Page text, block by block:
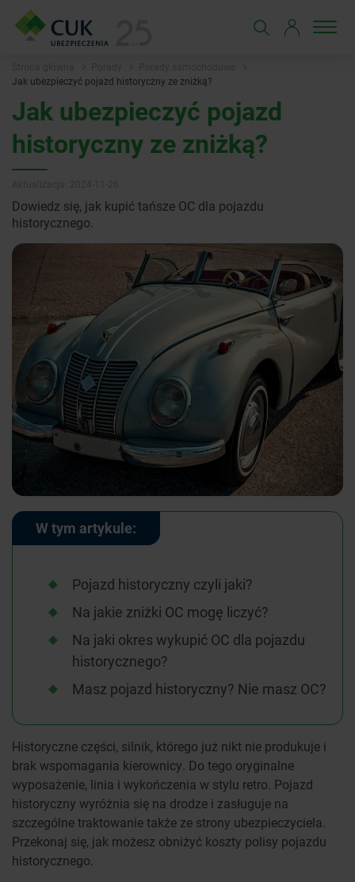
Jak ubezpieczyć pojazd historyczny ze zniżką?
Jak ubezpieczyć pojazd
historyczny ze zniżką?
Dowiedz się, jak kupić tańsze OC dla pojazdu
historycznego.
W tym artykule:
Pojazd historyczny czyli jaki?
Na jakie zniżki OC mogę liczyć?
Na jaki okres wykupić OC dla pojazdu
historycznego?
Masz pojazd historyczny? Nie masz OC?
Historyczne części, silnik, którego już nikt nie produkuje i
brak wspomagania kierownicy. Do tego oryginalne
wyposażenie, linia i wykończenia w stylu retro. Pojazd
historyczny wyróżnia się na drodze i zasługuje na
szczególne traktowanie także ze strony ubezpieczyciela.
Przekonaj się, jak możesz obniżyć koszty polisy pojazdu
historycznego.